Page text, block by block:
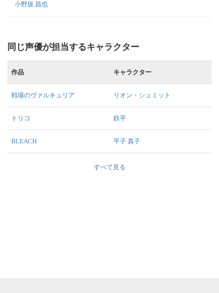
小野坂 昌也
同じ声優が担当するキャラクター
作品 キャラクター
戦場のヴァルキュリア リオン・シュミット
トリコ 鉄平
BLEACH 平子 真子
すべて見る